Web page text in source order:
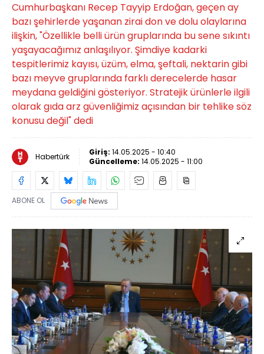
Cumhurbaşkanı Recep Tayyip Erdoğan, geçen ay
bazı şehirlerde yaşanan zirai don ve dolu olaylarına
ilişkin, "Özellikle belli ürün gruplarında bu sene sıkıntı
yaşayacağımız anlaşılıyor. Şimdiye kadarki
tespitlerimiz kayısı, üzüm, elma, şeftali, nektarin gibi
bazı meyve gruplarında farklı derecelerde hasar
meydana geldiğini gösteriyor. Stratejik ürünlerle ilgili
olarak gıda arz güvenliğimiz açısından bir tehlike söz
konusu değil" dedi
Habertürk Giriş: 14.05.2025 - 10:40
Güncelleme: 14.05.2025 - 11:00
ABONE OL